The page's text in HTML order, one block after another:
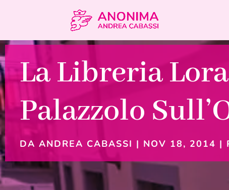
La Libreria
Palazzolo
DA ANDREA CABASSI | NOV 18, 2014 |